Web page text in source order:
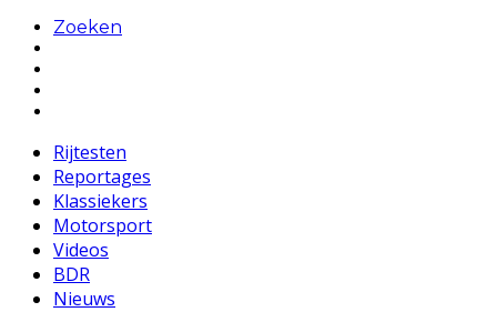
Zoeken
Rijtesten
Reportages
Klassiekers
Motorsport
Videos
BDR
Nieuws